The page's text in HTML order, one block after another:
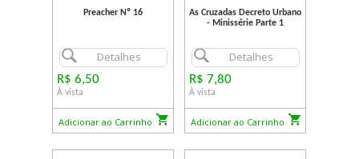
Preacher Nº 16
Detalhes
R$ 6,50
À vista
Adicionar ao Carrinho
As Cruzadas Decreto Urbano
- Minissérie Parte 1
Detalhes
R$ 7,80
À vista
Adicionar ao Carrinho